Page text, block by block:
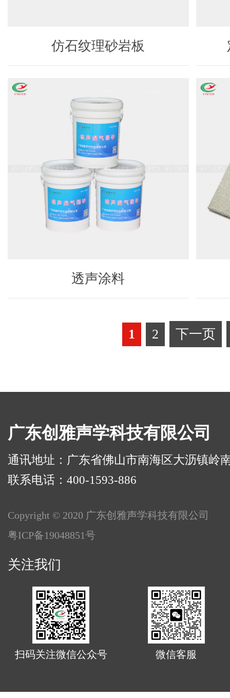
仿石纹理砂岩板
透声涂料
1 2 下一页
广东创雅声学科技有限公司
通讯地址：广东省佛山市南海区大沥镇岭
联系电话：400-1593-886
Copyright © 2020 广东创雅声学科技有限公司
粤ICP备19048851号
关注我们
扫码关注微信公众号 微信客服